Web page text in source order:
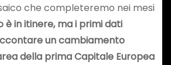
che completeremo nei mesi
è in itinere, ma i primi dati
un cambiamento
della prima Capitale Europea